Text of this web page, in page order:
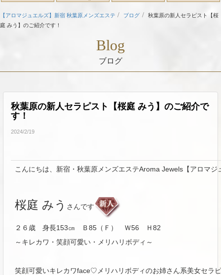
【アロマジュエルズ】新宿 秋葉原メンズエステ ブログ
秋葉原の新人セラピスト【桜
庭 みう】のご紹介です！
Blog
ブログ
秋葉原の新人セラピスト【桜庭 みう】のご紹介で
す！
2024/2/19
こんにちは、新宿・秋葉原メンズエステAroma Jewels【アロマジ
桜庭 みう さんです
２６歳 身長153㎝ Ｂ85（Ｆ） Ｗ56 Ｈ82
～キレカワ・笑顔可愛い・メリハリボディ～
笑顔可愛いキレカワface♡メリハリボディのお姉さん系美女セラ